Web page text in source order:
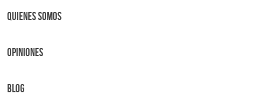
Quienes Somos
OPINIONES
BLOG